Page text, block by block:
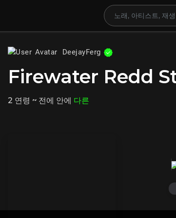
DeejayFerg
Firewater Redd
2 연령 ~ 전에 안에 다른